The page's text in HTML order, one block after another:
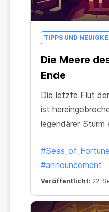
TIPPS UND
Die Meere
Ende
Die letzte Flut
ist
legendärer Sturm
#Seas_of_Fortune
#announcement
Veröffentlicht: 22.